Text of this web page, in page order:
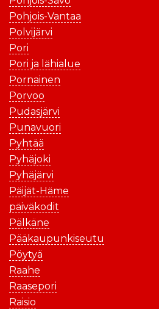
Pohjois-Vantaa
Polvijärvi
Pori
Pori ja lähialue
Pornainen
Porvoo
Pudasjärvi
Punavuori
Pyhtää
Pyhäjoki
Pyhäjärvi
Päijät-Häme
päiväkodit
Pälkäne
Pääkaupunkiseutu
Pöytyä
Raahe
Raasepori
Raisio